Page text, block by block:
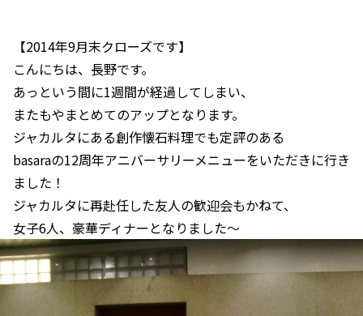
【2014年9月末クローズです】
こんにちは、長野です。
あっという間に1週間が経過してしまい、
またもやまとめてのアップとなります。
ジャカルタにある創作懐石料理でも定評のある
basaraの12周年アニバーサリーメニューをいただきに行き
ました！
ジャカルタに再赴任した友人の歓迎会もかねて、
女子6人、豪華ディナーとなりました～